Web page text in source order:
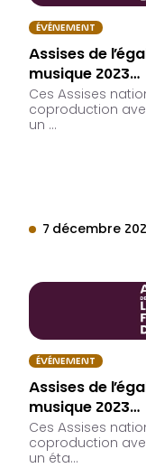
ÉVÉNEMENT
Assises de
musique 2023…
Ces Assises
coproduction
un …
7 décembre
ÉVÉNEMENT
Assises de
musique 2023…
Ces Assises
coproduction
un éta…